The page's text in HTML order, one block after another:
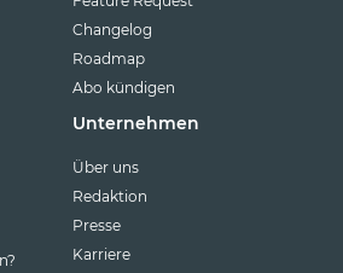
Changelog
Roadmap
Abo kündigen
Unternehmen
Über uns
Redaktion
Presse
Karriere